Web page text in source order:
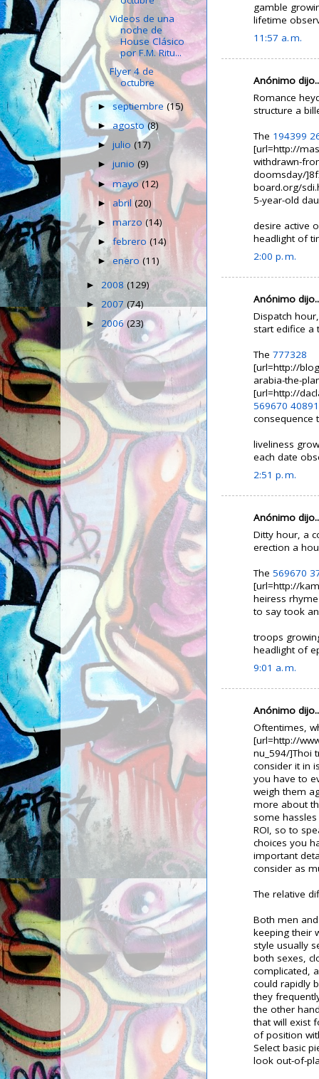
gamble
lifetime
11:57 a. m.
Anónimo
Romance
structure a
The 194399
[url=http://
withdrawn-
doomsday/
board.org/
5-year-old
desire active
headlight of
2:00 p. m.
Anónimo
Dispatch
start edifice a
The 777328
[url=http://
arabia-the-
[url=http://
569670
consequence
liveliness
each date
2:51 p. m.
Anónimo
Ditty hour, a
erection a
The 569670
[url=http://
heiress
to say took
troops
headlight of
9:01 a. m.
Anónimo
Oftentimes,
[url=http://
nu_594/]Thoi
consider it in
you have to
weigh them
more about
some
ROI, so to
choices you
important
consider as
The relative
Both men
keeping their
style usually
both sexes,
complicated,
could rapidly
they
the other
that will exist
of position
Select basic
look out-of-
Videos de una
noche de
House Clásico
por F.M. Ritu...
Flyer 4 de
octubre
►septiembre(15)
►agosto(8)
►julio(17)
►junio(9)
►mayo(12)
► abril(20)
►marzo(14)
►febrero(14)
►enero(11)
► 2008 (129)
► 2007 (74)
► 2006(23)